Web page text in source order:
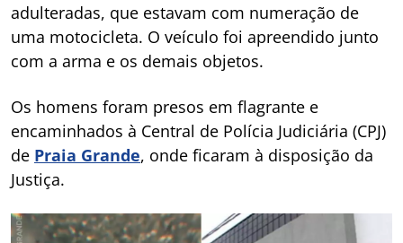
adulteradas, que estavam com numeração de
uma motocicleta. O veículo foi apreendido junto
com a arma e os demais objetos.
Os homens foram presos em flagrante e
encaminhados à Central de Polícia Judiciária (CPJ)
de Praia Grande, onde ficaram à disposição da
Justiça.